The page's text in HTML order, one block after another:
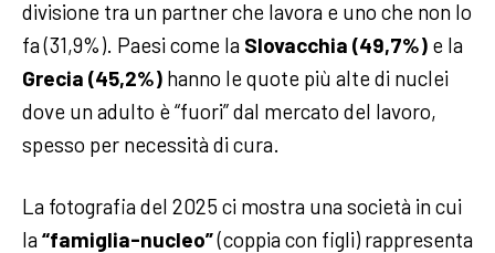
divisione tra un partner che lavora e uno che non lo
fa (31,9%). Paesi come la Slovacchia (49,7%) e la
Grecia (45,2%) hanno le quote più alte di nuclei
dove un adulto è “fuori” dal mercato del lavoro,
spesso per necessità di cura.
La fotografia del 2025 ci mostra una società in cui
la “famiglia-nucleo”(coppia con figli) rappresenta